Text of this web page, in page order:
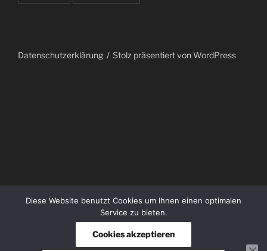
Datenschutzerklärung Stolz präsentiert von WordPress
Diese Website benutzt Cookies um Ihnen einen optimalen
Service zu bieten.
Cookies akzeptieren